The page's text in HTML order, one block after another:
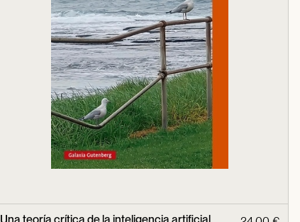
Una teoría crítica de la inteligencia artificial